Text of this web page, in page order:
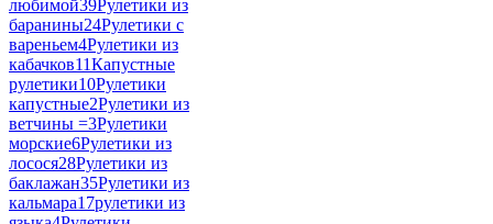
любимой39Рулетики из
баранины24Рулетики с
вареньем4Рулетики из
кабачков11Капустные
рулетики10Рулетики
капустные2Рулетики из
ветчины =3Рулетики
морские6Рулетики из
лосося28Рулетики из
баклажан35Рулетики из
кальмара17рулетики из